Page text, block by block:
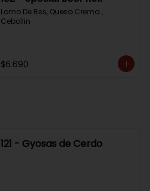
Lomo De Res, Queso Crema ,
Cebollin
$6.690
121 - Gyosas de Cerdo